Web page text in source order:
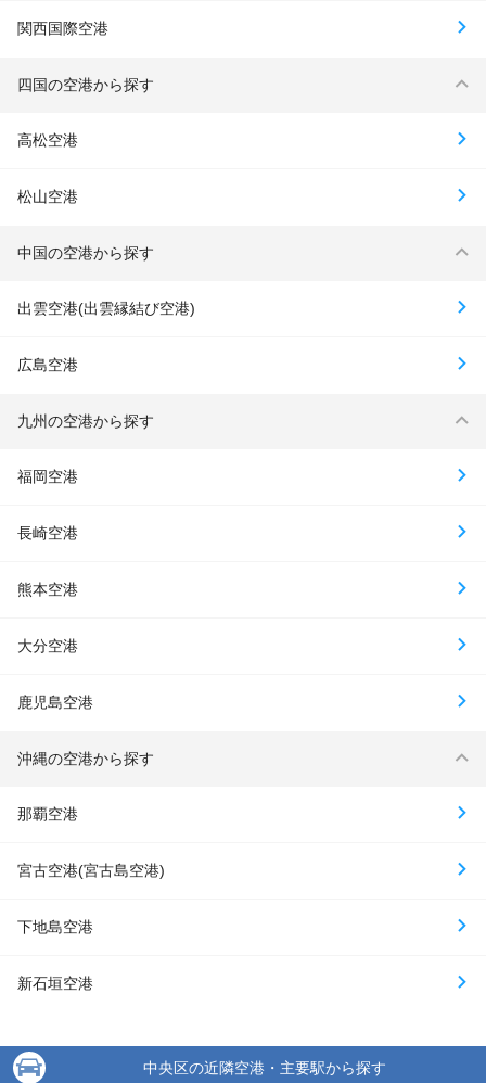
関西国際空港
四国の空港から探す
高松空港
松山空港
中国の空港から探す
出雲空港(出雲縁結び空港)
広島空港
九州の空港から探す
福岡空港
長崎空港
熊本空港
大分空港
鹿児島空港
沖縄の空港から探す
那覇空港
宮古空港(宮古島空港)
下地島空港
新石垣空港
中央区の近隣空港・主要駅から探す